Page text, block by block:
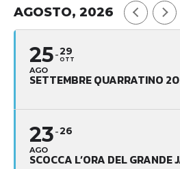
AGOSTO, 2026
25
AGO
29
OTT
SETTEMBRE QUARRATINO
23
AGO
26
SCOCCA L’ORA DEL GRANDE